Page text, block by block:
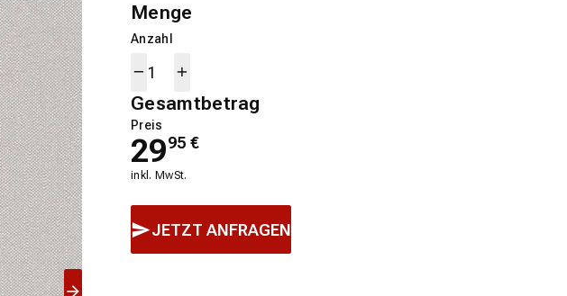
Menge
Anzahl
Gesamtbetrag
Preis
2995 €
inkl. MwSt.
JETZT ANFRAGEN